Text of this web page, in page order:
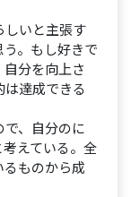
しいと主張す
。もし好きで
分を向上さ
達成できる
、自分のに
えている。全
ものから成